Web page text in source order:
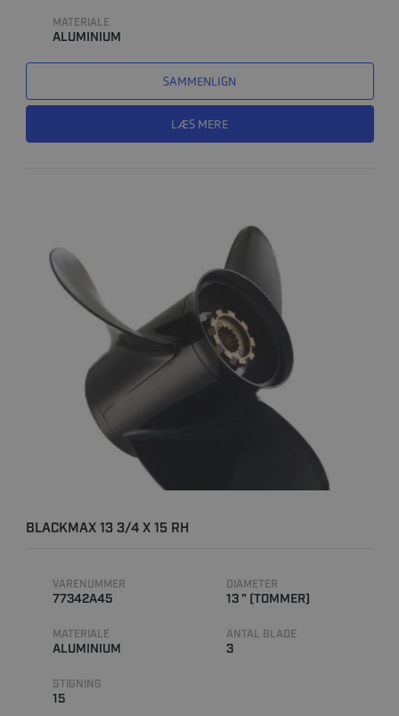
MATERIALE
ALUMINIUM
SAMMENLIGN
LÆS MERE
BLACKMAX 13 3/4 X 15 RH
VARENUMMER
77342A45
DIAMETER
13 " (TOMMER)
MATERIALE
ALUMINIUM
ANTAL BLADE
3
STIGNING
15